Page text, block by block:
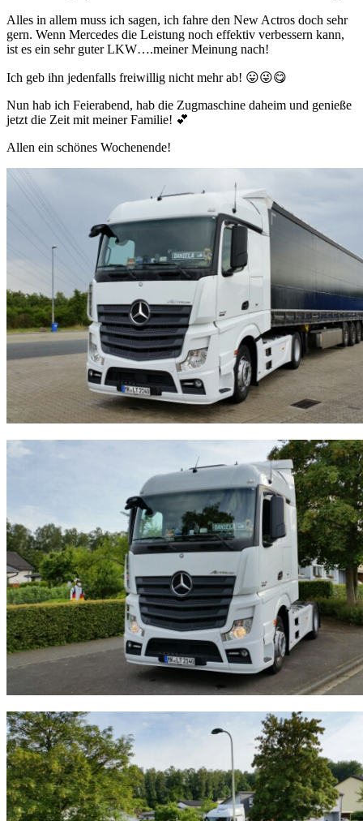
Alles in allem muss ich sagen, ich fahre den New Actros doch sehr
gern. Wenn Mercedes die Leistung noch effektiv verbessern kann,
ist es ein sehr guter LKW….meiner Meinung nach!
Ich geb ihn jedenfalls freiwillig nicht mehr ab! 😛😜😋
Nun hab ich Feierabend, hab die Zugmaschine daheim und genieße
jetzt die Zeit mit meiner Familie! 💕
Allen ein schönes Wochenende!